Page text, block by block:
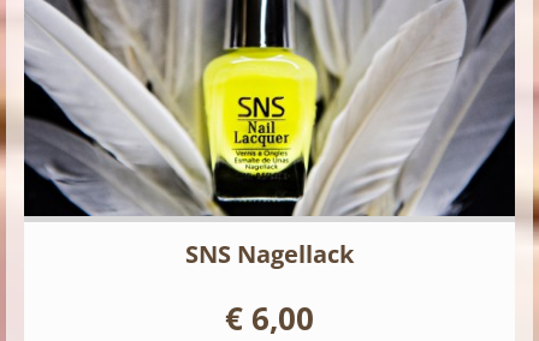
SNS Nagellack
€ 6,00